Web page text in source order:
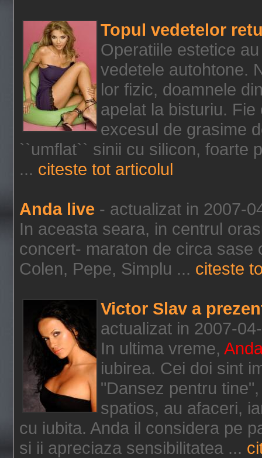
Topul vedetelor
Operatiile estetice
vedetele autohtone.
lor fizic, doamnele
apelat la bisturiu.
excesul de grasime
``umflat`` sinii cu silicon, foarte
... citeste tot articolul
Anda live - actualizat in 2007-
In aceasta seara, in centrul
concert- maraton de circa sase
Colen, Pepe, Simplu ... citeste
Victor Slav a
actualizat in 2007-
In ultima vreme,
iubirea. Cei doi sint
"Dansez pentru
spatios, au afaceri,
cu iubita. Anda il considera pe
si ii apreciaza sensibilitatea ...